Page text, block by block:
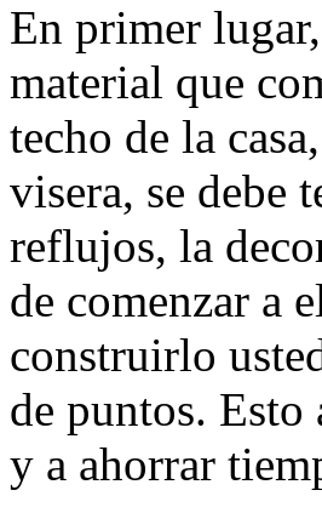
En primer
material que
techo de la
visera, se debe
reflujos, la
de comenzar a
construirlo
de puntos.
y a ahorrar